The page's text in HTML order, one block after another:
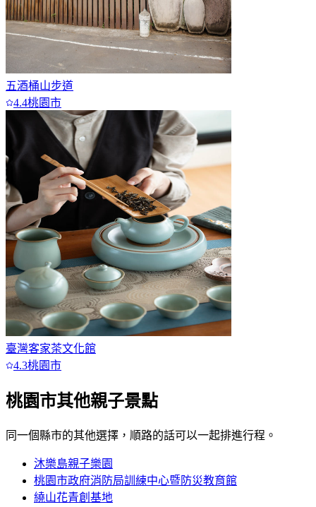
五酒桶山步道
4.4桃園市
臺灣客家茶文化館
4.3桃園市
桃園市其他親子景點
同一個縣市的其他選擇，順路的話可以一起排進行程。
沐樂島親子樂園
桃園市政府消防局訓練中心暨防災教育館
繞山花青創基地